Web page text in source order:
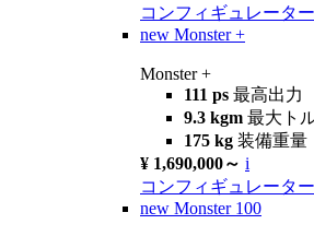
コンフィギュレーター
new Monster +
Monster +
111 ps 最高出力
9.3 kgm 最大ト
175 kg 装備重量
¥ 1,690,000～ i
コンフィギュレーター
new Monster 100